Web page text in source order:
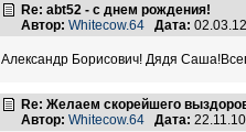
Re: abt52 - с днем рождения!
Автор: Whitecow.64 Дата:
Александр Борисович! Дядя
Re: Желаем скорейшего
Автор: Whitecow.64 Дата: